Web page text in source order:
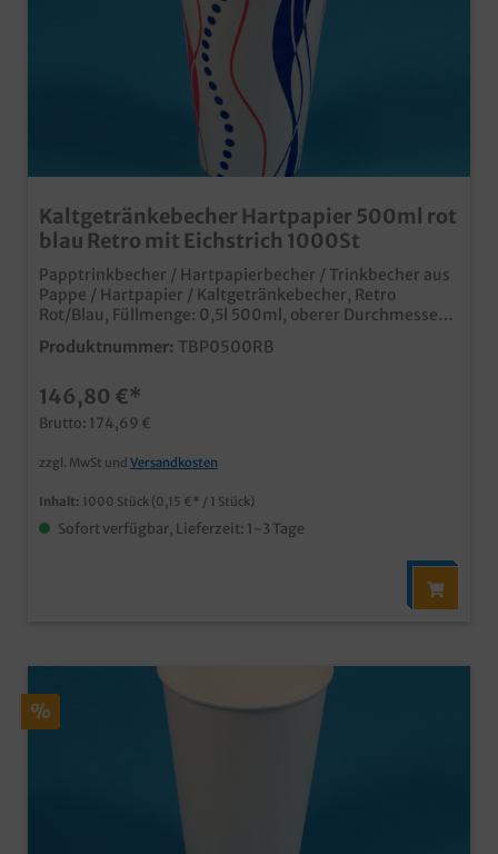
Kaltgetränkebecher Hartpapier 500ml rot
blau Retro mit Eichstrich 1000St
Papptrinkbecher / Hartpapierbecher / Trinkbecher aus
Pappe / Hartpapier / Kaltgetränkebecher, Retro
Rot/Blau, Füllmenge: 0,5l 500ml, oberer Durchmesser
90mm, 1000 Stück im Karton Ideal für Kaltgetränke
oder Shakes Auch passende Deckel erhältlich (separat
Eichstrich und SUP Logo Made in Germany ab 50.000
Stück auch individuell bedruckbar
Produktnummer: TBP0500RB
146,80 €*
Brutto: 174,69 €
zzgl. MwSt und Versandkosten
Inhalt: 1000 Stück (0,15 €* / 1 Stück)
Sofort verfügbar, Lieferzeit: 1-3 Tage
%